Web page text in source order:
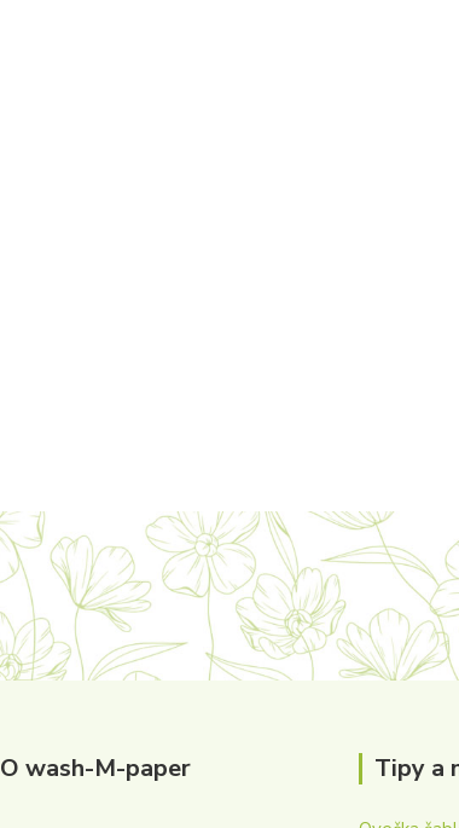
O wash-M-paper Tipy a